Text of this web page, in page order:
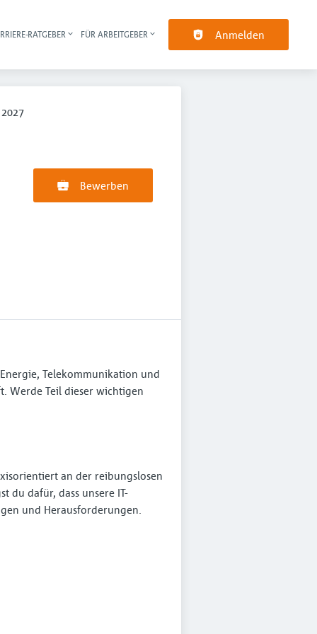
Navigation
RATGEBER FÜR ARBEITGEBER Anmelden
Bewerben
Telekommunikation und
Werde Teil dieser wichtigen
an der reibungslosen
du dafür, dass unsere IT-
und Herausforderungen.